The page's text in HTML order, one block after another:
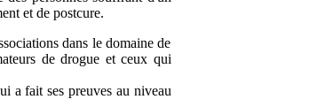
et de postcure.
dans le domaine de
de drogue et ceux qui
a fait ses preuves au niveau